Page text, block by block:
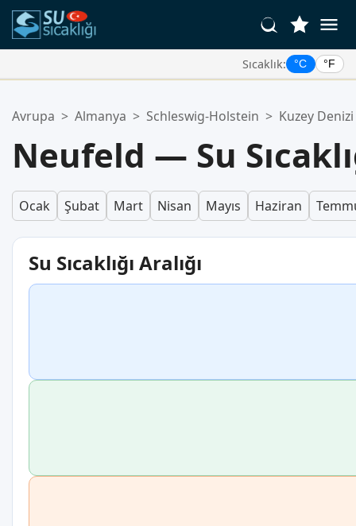
Sıcaklık: °C °F
Favoriler listeniz boş.
Avrupa > Almanya > Schleswig-Holstein > Kuzey Denizi
Neufeld — Su
Ocak Şubat Mart Nisan Mayıs Haziran
Su Sıcaklığı Aralığı